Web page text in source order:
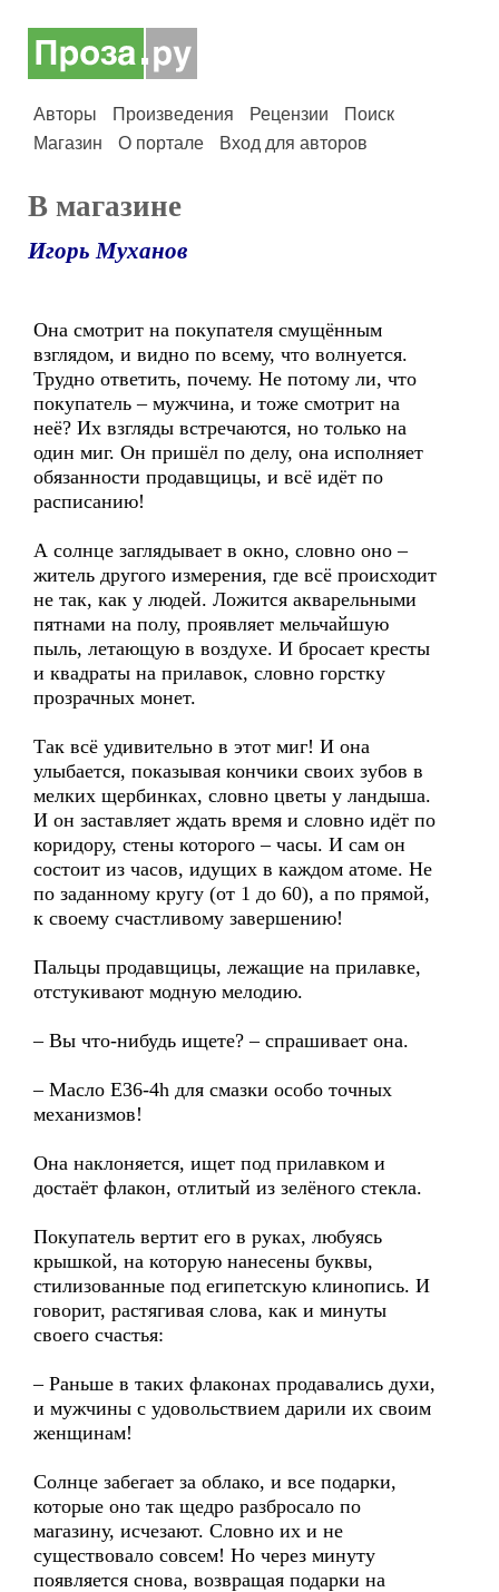
Авторы Произведения Рецензии
Поиск
Магазин
О портале Вход для авторов
В магазине
Игорь Муханов
Она смотрит на покупателя смущённым
взглядом, и видно по всему, что волнуется.
Трудно ответить, почему. Не потому ли, что
покупатель – мужчина, и тоже смотрит на
неё? Их взгляды встречаются, но только на
один миг. Он пришёл по делу, она исполняет
обязанности продавщицы, и всё идёт по
расписанию!
А солнце заглядывает в окно, словно оно –
житель другого измерения, где всё происходит
не так, как у людей. Ложится акварельными
пятнами на полу, проявляет мельчайшую
пыль, летающую в воздухе. И бросает кресты
и квадраты на прилавок, словно горстку
прозрачных монет.
Так всё удивительно в этот миг! И она
улыбается, показывая кончики своих зубов в
мелких щербинках, словно цветы у ландыша.
И он заставляет ждать время и словно идёт по
коридору, стены которого – часы. И сам он
состоит из часов, идущих в каждом атоме. Не
по заданному кругу (от 1 до 60), а по прямой,
к своему счастливому завершению!
Пальцы продавщицы, лежащие на прилавке,
отстукивают модную мелодию.
– Вы что-нибудь ищете? – спрашивает она.
– Масло Е36-4h для смазки особо точных
механизмов!
Она наклоняется, ищет под прилавком и
достаёт флакон, отлитый из зелёного стекла.
Покупатель вертит его в руках, любуясь
крышкой, на которую нанесены буквы,
стилизованные под египетскую клинопись. И
говорит, растягивая слова, как и минуты
своего счастья:
– Раньше в таких флаконах продавались духи,
и мужчины с удовольствием дарили их своим
женщинам!
Солнце забегает за облако, и все подарки,
которые оно так щедро разбросало по
магазину, исчезают. Словно их и не
существовало совсем! Но через минуту
появляется снова, возвращая подарки на